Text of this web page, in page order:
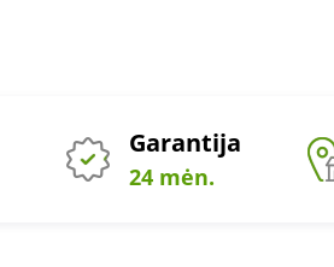
Garantija
24 mėn.